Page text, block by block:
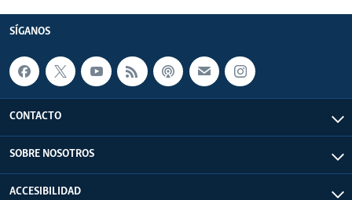
SÍGANOS
CONTACTO
SOBRE NOSOTROS
ACCESIBILIDAD